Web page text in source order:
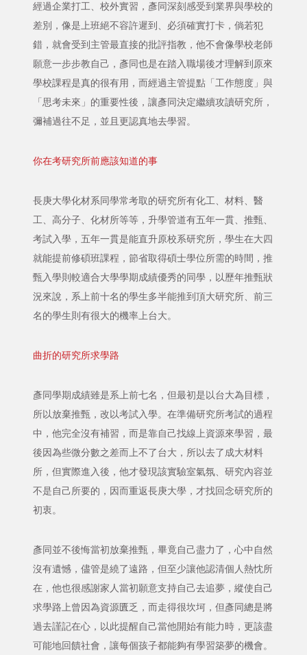
經過企業打工、校外實習，彥同深刻感受到業界與學校的
差別，像是上班絕不容許遲到、必須確實打卡，倘若犯
錯，就會受到主管最直接的批評指教，他不會像學校老師
願意一步步教自己，彥同也是在踏入職場後才理解到原來
學校課程是真的很有用，而經過主管提點「工作態度」與
「思考未來」的重要性後，讓彥同決定繼續攻讀研究所，
彌補過往不足，並且更認真地去學習。
你在考研究所前應該知道的事
長庚大學化材系同學常考取的研究所有化工、材料、醫
工、高分子、化材所等等，升學管道有五年一貫、推甄、
考試入學，五年一貫是能直升原校系研究所，學生在大四
就能提前修碩班課程，節省取得碩士學位所需的時間，推
甄入學則較適合大學學期成績優秀的同學，以歷年推甄狀
況來說，系上前十名的學生多半能推到頂大研究所、前三
名的學生則有很大的機率上台大。
曲折的研究所求學路
彥同學期成績雖是系上前七名，但最初是以台大為目標，
所以放棄推甄，改以考試入學。在準備研究所考試的過程
中，他完全沒有補習，而是靠自己找線上資源來學習，最
後因為些微分數之差而上不了台大，所以去了成大材料
所，但實際進入後，他才發現該實驗室氣氛、研究內容並
不是自己所要的，因而重返長庚大學，才找回念研究所的
初衷。
彥同並不後悔當初放棄推甄，畢竟自己盡力了，心中自然
沒有遺憾，儘管是繞了遠路，但至少讓他認清個人熱忱所
在，他也很感謝家人當初願意支持自己去追夢，縱使自己
求學路上曾因為資源匱乏，而走得很坎坷，但彥同總是將
過去謹記在心，以此提醒自己當他開始有能力時，更該盡
可能地回饋社會，讓每個孩子都能夠有學習築夢的機會。